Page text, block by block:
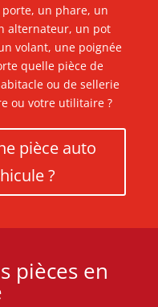
un phare, un
alternateur, un pot
volant, une poignée
quelle pièce de
ou de sellerie
ou votre utilitaire ?
pièce auto
?
pièces en